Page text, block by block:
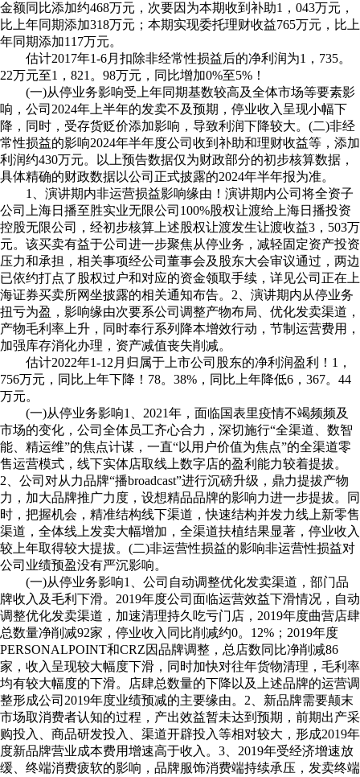
金额同比添加约468万元，次要因为本期收到补助1，043万元，
比上年同期添加318万元；本期实现委托理财收益765万元，比上
年同期添加117万元。
估计2017年1-6月扣除非经常性损益后的净利润为1，735。
22万元至1，821。98万元，同比增加0%至5%！
(一)从停业务影响受上年同期基数较高及全体市场等要素影
响，公司2024年上半年的发卖不及预期，停业收入呈现小幅下
降，同时，受存货贬价添加影响，导致利润下降较大。(二)非经
常性损益的影响2024年半年度公司收到补助和理财收益等，添加
利润约430万元。以上预告数据仅为财政部分的初步核算数据，
具体精确的财政数据以公司正式披露的2024年半年报为准。
1、演讲期内非运营损益影响缘由！演讲期内公司将全资子
公司上海日播至胜实业无限公司100%股权让渡给上海日播投资
控股无限公司，经初步核算上述股权让渡发生让渡收益3，503万
元。该买卖有益于公司进一步聚焦从停业务，减轻固定资产投资
压力和承担，相关事项经公司董事会及股东大会审议通过，两边
已依约打点了股权过户和对应的资金领取手续，详见公司正在上
海证券买卖所网坐披露的相关通知布告。2、演讲期内从停业务
扭亏为盈，影响缘由次要系公司调整产物布局、优化发卖渠道，
产物毛利率上升，同时奉行系列降本增效行动，节制运营费用，
加强库存消化办理，资产减值丧失削减。
估计2022年1-12月归属于上市公司股东的净利润盈利！1，
756万元，同比上年下降！78。38%，同比上年降低6，367。44
万元。
(一)从停业务影响1、2021年，面临国表里疫情不竭频频及
市场的变化，公司全体员工齐心合力，深切施行“全渠道、数智
能、精运维”的焦点计谋，一直“以用户价值为焦点”的全渠道零
售运营模式，线下实体店取线上数字店的盈利能力较着提拔。
2、公司对从力品牌“播broadcast”进行沉磅升级，鼎力提拔产物
力，加大品牌推广力度，设想精品品牌的影响力进一步提拔。同
时，把握机会，精准结构线下渠道，快速结构并发力线上新零售
渠道，全体线上发卖大幅增加，全渠道扶植结果显著，停业收入
较上年取得较大提拔。(二)非运营性损益的影响非运营性损益对
公司业绩预盈没有严沉影响。
(一)从停业务影响1、公司自动调整优化发卖渠道，部门品
牌收入及毛利下滑。2019年度公司面临运营效益下滑情况，自动
调整优化发卖渠道，加速清理持久吃亏门店，2019年度曲营店肆
总数量净削减92家，停业收入同比削减约0。12%；2019年度
PERSONALPOINT和CRZ因品牌调整，总店数同比净削减86
家，收入呈现较大幅度下滑，同时加快对往年货物清理，毛利率
均有较大幅度的下滑。店肆总数量的下降以及上述品牌的运营调
整形成公司2019年度业绩预减的主要缘由。2、新品牌需要颠末
市场取消费者认知的过程，产出效益暂未达到预期，前期出产采
购投入、商品研发投入、渠道开辟投入等相对较大，形成2019年
度新品牌营业成本费用增速高于收入。3、2019年受经济增速放
缓、终端消费疲软的影响，品牌服饰消费端持续承压，发卖终端